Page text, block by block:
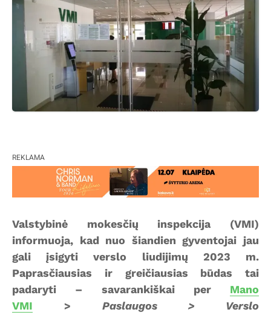
REKLAMA
Valstybinė mokesčių inspekcija (VMI)
informuoja, kad nuo šiandien gyventojai jau
gali įsigyti verslo liudijimų 2023 m.
Paprasčiausias ir greičiausias būdas tai
padaryti – savarankiškai per Mano
VMI > Paslaugos > Verslo